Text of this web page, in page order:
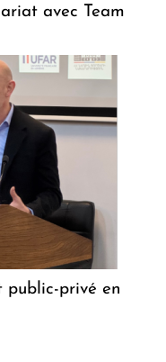
avec Team
public-privé en